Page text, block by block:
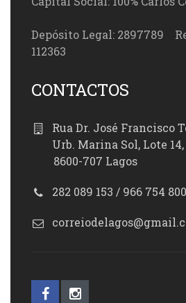
Depósito Legal: 2897789
112363
CONTACTOS
Rua Dr. José Francisco
Urb. Marina Sol, Lote 14,
8600-707 Lagos
282 089 153 / 966 754 800